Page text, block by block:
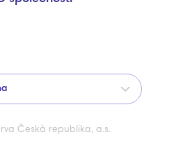
Česká republika, a.s.